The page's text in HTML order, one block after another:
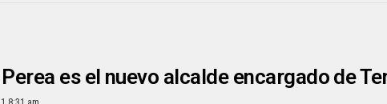
es el nuevo alcalde encargado de